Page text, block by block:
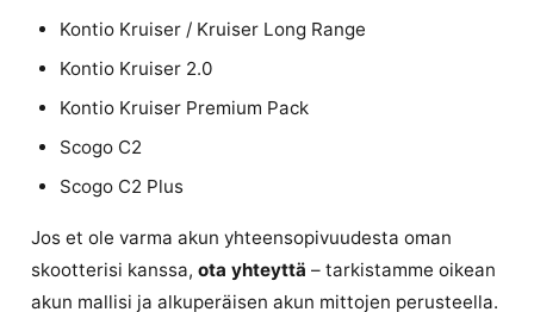
Kontio Kruiser / Kruiser Long Range
Kontio Kruiser 2.0
Kontio Kruiser Premium Pack
Scogo C2
Scogo C2 Plus
Jos et ole varma akun yhteensopivuudesta oman
skootterisi kanssa, ota yhteyttä – tarkistamme oikean
akun mallisi ja alkuperäisen akun mittojen perusteella.